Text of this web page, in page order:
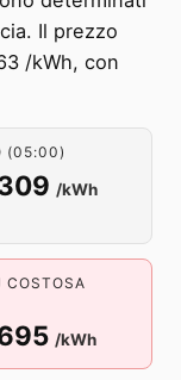
Il prezzo
/kWh, con
(05:00)
/kWh
COSTOSA
/kWh